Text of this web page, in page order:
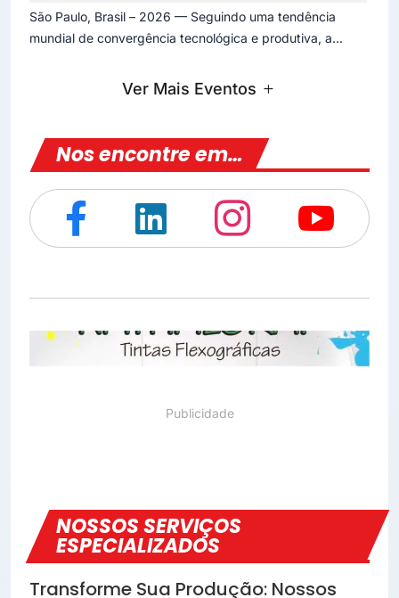
São Paulo, Brasil – 2026 — Seguindo uma tendência
mundial de convergência tecnológica e produtiva, a...
Ver Mais Eventos
Nos encontre em…
   
NOSSOS SERVIÇOS
ESPECIALIZADOS
Transforme Sua Produção: Nossos